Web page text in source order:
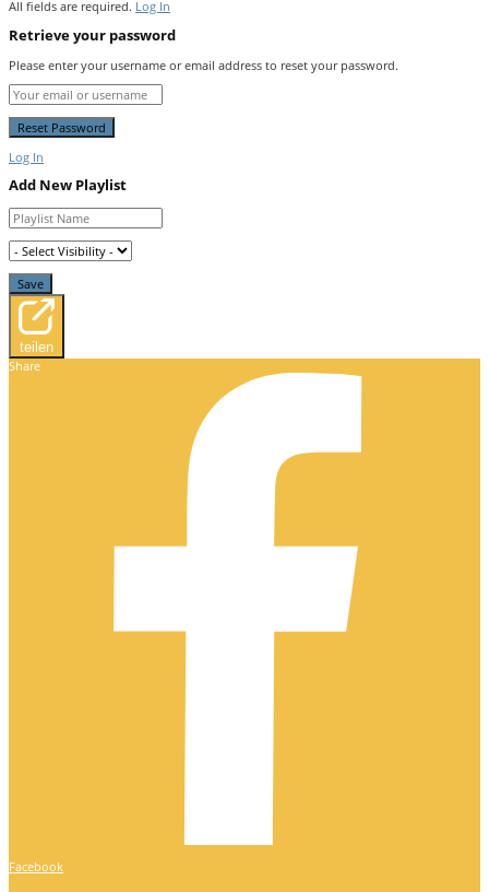
All fields are required. Log In
Retrieve your password
Please enter your username or email address to reset your password.
Log In
Add New Playlist
teilen
Share
Facebook